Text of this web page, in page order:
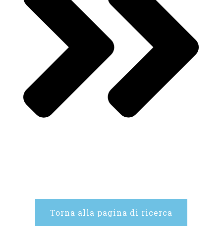
Torna alla pagina di ricerca